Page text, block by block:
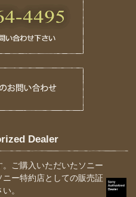
Dealer
ご購入いただいたソニー
ー特約店としての販売証
。